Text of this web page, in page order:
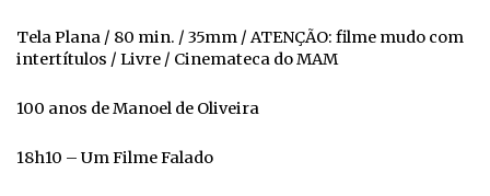
Tela Plana / 80 min. / 35mm / ATENÇÃO: filme mudo com
intertítulos / Livre / Cinemateca do MAM
100 anos de Manoel de Oliveira
18h10 – Um Filme Falado